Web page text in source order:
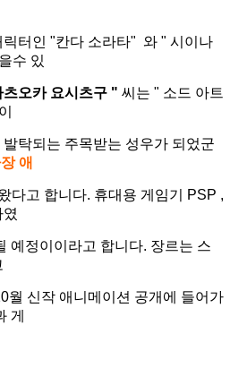
터인 "칸다 소라타" 와 " 시이나
수 있
츠오카 요시츠구 " 씨는 " 소드 아트
발탁되는 주목받는 성우가 되었군
애
다고 합니다. 휴대용 게임기 PSP ,
예정이이라고 합니다. 장르는 스
월 신작 애니메이션 공개에 들어가
게